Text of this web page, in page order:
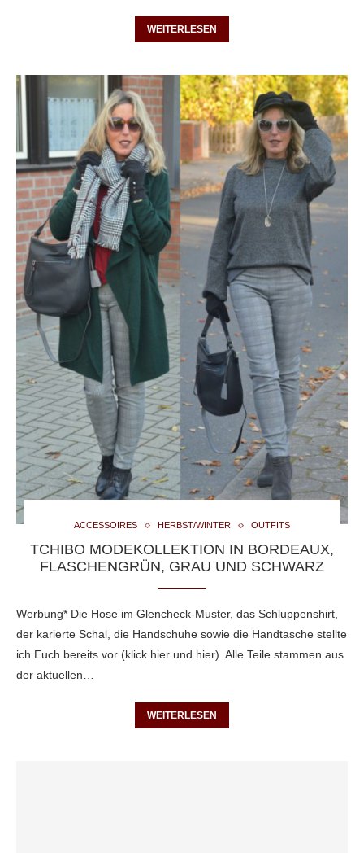
WEITERLESEN
ACCESSOIRES HERBST/WINTER OUTFITS
TCHIBO MODEKOLLEKTION IN BORDEAUX,
FLASCHENGRÜN, GRAU UND SCHWARZ
Werbung* Die Hose im Glencheck-Muster, das Schluppenshirt,
der karierte Schal, die Handschuhe sowie die Handtasche stellte
ich Euch bereits vor (klick hier und hier). Alle Teile stammen aus
der aktuellen…
WEITERLESEN